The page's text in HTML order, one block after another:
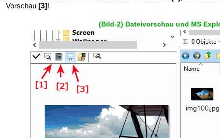
Vorschau [3]!
(Bild-2) Dateivorschau und MS